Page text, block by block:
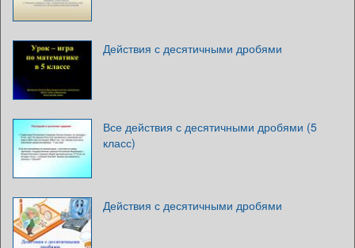
Действия с десятичными дробями
Все действия с десятичными дробями (5
класс)
Действия с десятичными дробями